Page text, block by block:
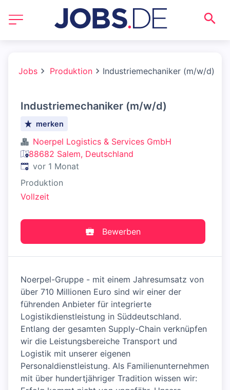
Jobs Produktion Industriemechaniker (m/w/d)
Industriemechaniker (m/w/d)
merken
Noerpel Logistics & Services GmbH
88682 Salem, Deutschland
Veröffentlicht:
vor 1 Monat
Produktion
Vollzeit
Bewerben
Noerpel-Gruppe - mit einem Jahresumsatz von
über 710 Millionen Euro sind wir einer der
führenden Anbieter für integrierte
Logistikdienstleistung in Süddeutschland.
Entlang der gesamten Supply-Chain verknüpfen
wir die Leistungsbereiche Transport und
Logistik mit unserer eigenen
Personaldienstleistung. Als Familienunternehmen
mit über hundertjähriger Tradition wissen wir: